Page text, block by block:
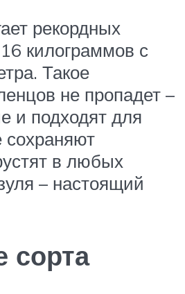
рекордных
килограммов с
Такое
не пропадет –
и подходят для
сохраняют
в любых
– настоящий
сорта